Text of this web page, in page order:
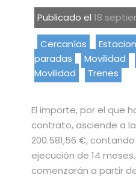
Publicado el18
Cercanías
paradas
Movilidad
Movilidad
Trenes
El importe, por el que
contrato, asciende a
200.581,56 €,
ejecución de 14
comenzarán a partir